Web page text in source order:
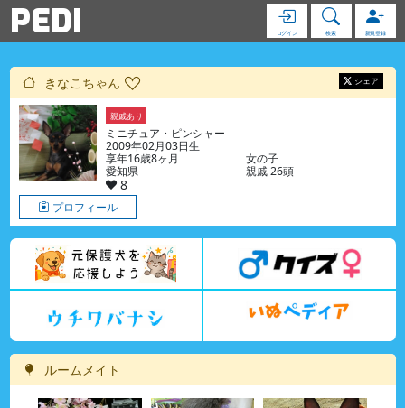
PEDI ログイン 検索 新規登録
きなこちゃん シェア
親戚あり
ミニチュア・ピンシャー
2009年02月03日生
享年16歳8ヶ月
女の子
愛知県
親戚 26頭
8
プロフィール
ルームメイト